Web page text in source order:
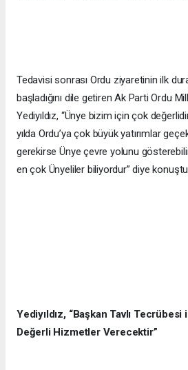
Tedavisi sonrası Ordu ziyaretinin ilk
başladığını dile getiren Ak Parti Ordu
Yediyıldız, “Ünye bizim için çok
yılda Ordu’ya çok büyük yatırımlar
gerekirse Ünye çevre yolunu
en çok Ünyeliler biliyordur” diye
Yediyıldız, “Başkan Tavlı Tecrübesi
Değerli Hizmetler Verecektir”